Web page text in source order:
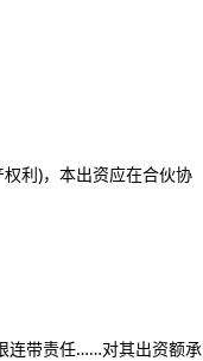
权利)，本出资应在合伙协
连带责任……对其出资额承